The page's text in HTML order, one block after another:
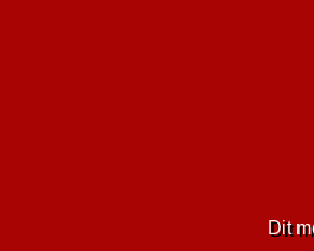
Dit